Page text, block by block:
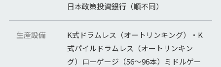
日本政策投資銀行（順不同）
生産設備
K式ドラムレス（オートリンキング）・K
式パイルドラムレス（オートリンキン
グ）ローゲージ（56～96本）ミドルゲー